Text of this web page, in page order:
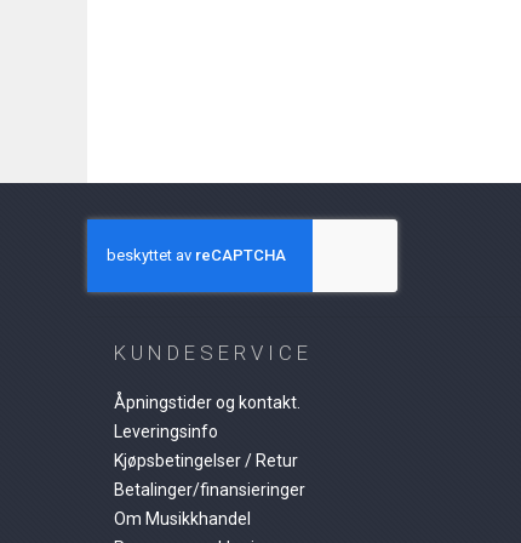
KUNDESERVICE
Åpningstider og kontakt.
Leveringsinfo
Kjøpsbetingelser / Retur
Betalinger/finansieringer
Om Musikkhandel